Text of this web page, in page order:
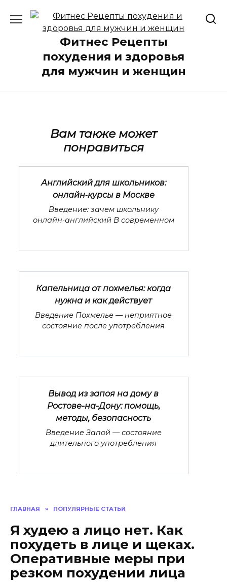
содержанию
Фитнес Рецепты
похудения и здоровья
для мужчин и женщин
ГЛАВНАЯ » ПОПУЛЯРНЫЕ СТАТЬИ
Я худею а лицо нет. Как
похудеть в лице и щеках.
Оперативные меры при
резком похудении лица
Вам также может
понравиться
Английский для школьников:
онлайн‑курсы в Москве
Введение: зачем школьнику
онлайн‑английский В современном
Капельница от похмелья: когда
нужна и как действует
Введение Похмелье — неприятное
состояние после употребления
Вывод из запоя на дому в
Ростове-на-Дону: помощь,
методы, безопасность
Введение Запой — состояние
длительного употребления